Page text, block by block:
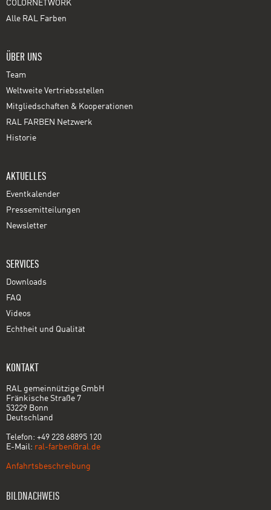
COLORNETWORK
Alle RAL Farben
ÜBER UNS
Team
Weltweite Vertriebsstellen
Mitgliedschaften & Kooperationen
RAL FARBEN Netzwerk
Historie
AKTUELLES
Eventkalender
Pressemitteilungen
Newsletter
SERVICES
Downloads
FAQ
Videos
Echtheit und Qualität
KONTAKT
RAL gemeinnützige GmbH
Fränkische Straße 7
53229 Bonn
Deutschland
Telefon: +49 228 68895 120
E-Mail: ral-farben@ral.de
Anfahrtsbeschreibung
BILDNACHWEIS